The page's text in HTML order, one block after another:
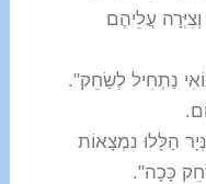
עֲלֵיהֶם
נַתְחִיל לְשַׂחֵק".
הַלָּלוּ נִמְצָאוֹת
כָּכָה".